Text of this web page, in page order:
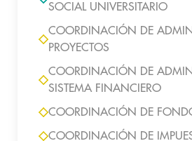
SOCIAL UNIVERSITARIO
COORDINACIÓN DE
PROYECTOS
COORDINACIÓN DE
SISTEMA FINANCIERO
COORDINACIÓN DE
COORDINACIÓN DE